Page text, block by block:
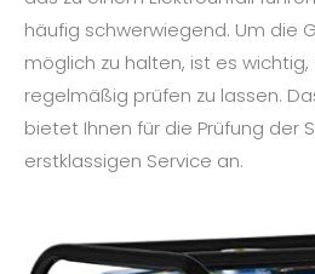
häufig schwerwiegend. Um die
möglich zu halten, ist es
regelmäßig prüfen zu lassen.
bietet Ihnen für die Prüfung der
erstklassigen Service an.